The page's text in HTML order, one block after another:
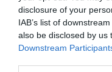
disclosure of your
IAB’s list of
also be disclosed by us
Downstream
This Simple Trick
Your Body!
More